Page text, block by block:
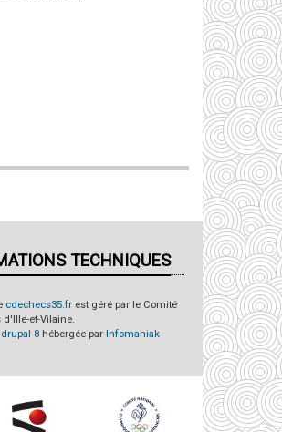
TECHNIQUES
cdechecs35.fr est géré par le Comité
d'Ille-et-Vilaine.
drupal 8 hébergée par Infomaniak